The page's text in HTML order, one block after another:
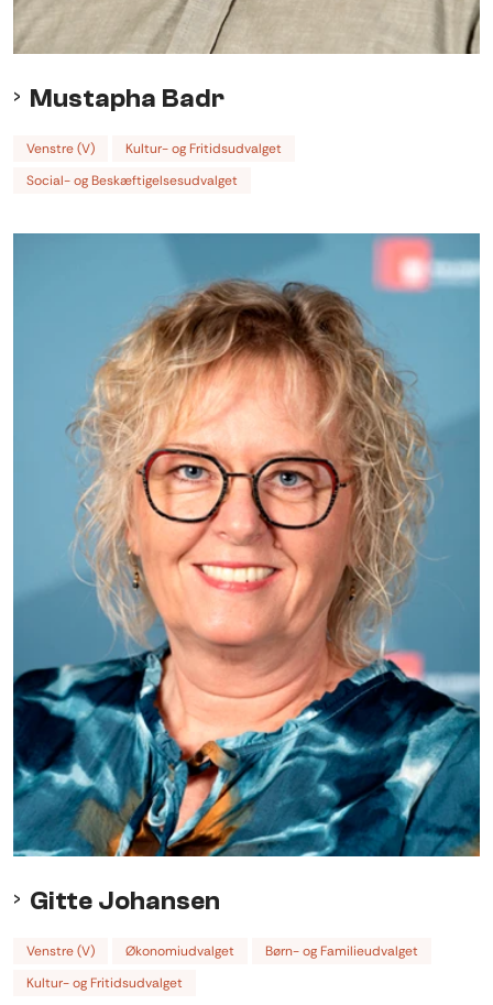
Mustapha Badr
Venstre (V)
Kultur- og Fritidsudvalget
Social- og Beskæftigelsesudvalget
Gitte Johansen
Venstre (V) Økonomiudvalget
Børn- og Familieudvalget
Kultur- og Fritidsudvalget